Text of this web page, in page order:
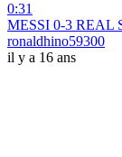
0:31
MESSI 0-3 REAL
ronaldhino59300
il y a 16 ans